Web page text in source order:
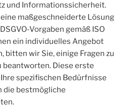
und Informationssicherheit.
maßgeschneiderte Lösung
Vorgaben gemäß ISO
ein individuelles Angebot
bitten wir Sie, einige Fragen zu
beantworten. Diese erste
spezifischen Bedürfnisse
die bestmögliche